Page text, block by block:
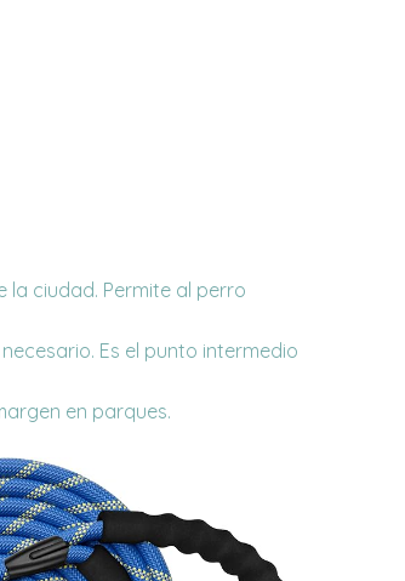
ciudad. Permite al perro
Es el punto intermedio
en parques.